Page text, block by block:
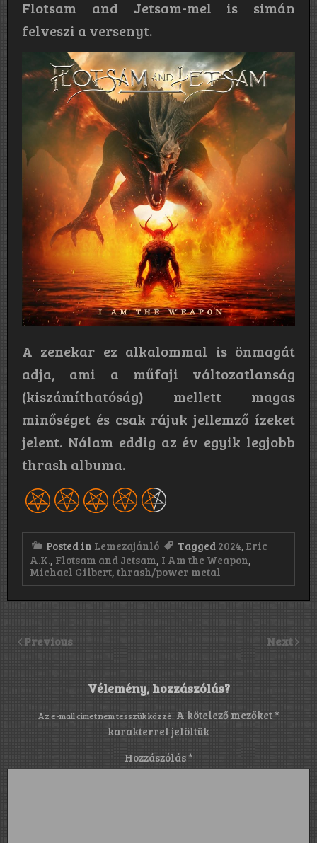
Flotsam and Jetsam-mel is simán
felveszi a versenyt.
A zenekar ez alkalommal is önmagát
adja, ami a műfaji változatlanság
(kiszámíthatóság) mellett magas
minőséget és csak rájuk jellemző ízeket
jelent. Nálam eddig az év egyik legjobb
thrash albuma.
Posted in Lemezajánló Tagged 2024, Eric
A.K., Flotsam and Jetsam, I Am the Weapon,
Michael Gilbert, thrash/power metal
Previous Next
Vélemény, hozzászólás?
Az e-mail címet nem tesszük közzé. A kötelező mezőket *
karakterrel jelöltük
Hozzászólás*